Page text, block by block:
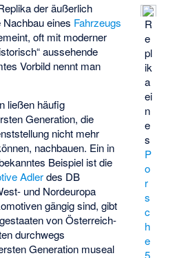
R
e
pl
ik
a
ei
n
e
s
P
o
r
s
c
h
e
5
der äußerlich
eines Fahrzeugs
oft mit moderner
aussehende
Vorbild nennt man
ließen häufig
Generation, die
nicht mehr
nachbauen. Ein in
Beispiel ist die
Adlerdes DB
und Nordeuropa
gängig sind, gibt
von Österreich-
durchwegs
Generation museal